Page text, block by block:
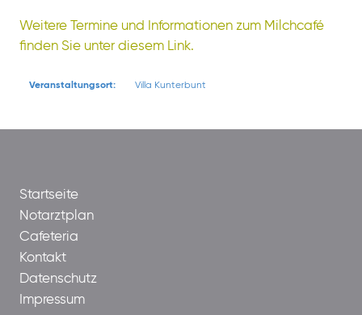
Weitere Termine und Informationen zum Milchcafé
finden Sie unter diesem Link.
Veranstaltungsort: Villa Kunterbunt
Startseite
Notarztplan
Cafeteria
Kontakt
Datenschutz
Impressum